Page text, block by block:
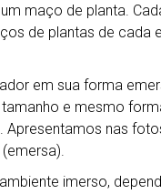
maço de planta.
de plantas de cada
em sua forma
e mesmo
Apresentamos nas
imerso,